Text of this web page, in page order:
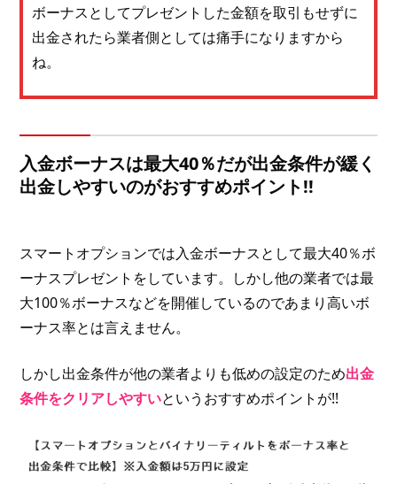
ボーナスとしてプレゼントした金額を取引もせずに
出金されたら業者側としては痛手になりますから
ね。
入金ボーナスは最大40％だが出金条件が緩く
出金しやすいのがおすすめポイント!!
スマートオプションでは入金ボーナスとして最大40％ボ
ーナスプレゼントをしています。しかし他の業者では最
大100％ボーナスなどを開催しているのであまり高いボ
ーナス率とは言えません。
しかし出金条件が他の業者よりも低めの設定のため出金
条件をクリアしやすいというおすすめポイントが!!